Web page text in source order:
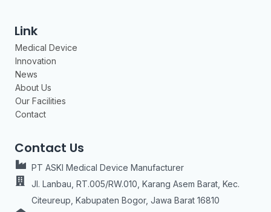
Link
Medical Device
Innovation
News
About Us
Our Facilities
Contact
Contact Us
PT ASKI Medical Device Manufacturer
Jl. Lanbau, RT.005/RW.010, Karang Asem Barat, Kec.
Citeureup, Kabupaten Bogor, Jawa Barat 16810